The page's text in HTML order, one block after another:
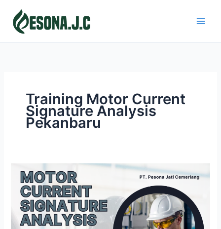
content
Training Motor Current
Signature Analysis
Pekanbaru
MOTOR
CURRENT
SIGNATURE
ANALYSIS